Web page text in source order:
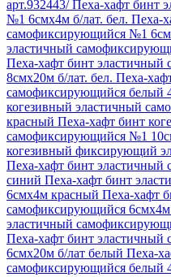
арт.932443/ Пеха-хафт бинт
№1 6смх4м б/лат. бел. Пеха-
самофиксирующийся №1
эластичный
Пеха-хафт бинт
8смх20м б/лат. бел. Пеха-
самофиксирующийся белый
когезивный эластичный
красный Пеха-хафт бинт
самофиксирующийся №1
когезивный фиксирующий
Пеха-хафт бинт
синий Пеха-хафт бинт
6смх4м красный Пеха-хафт
самофиксирующийся
эластичный
Пеха-хафт бинт
6смх20м б/лат белый Пеха-
самофиксирующийся белый